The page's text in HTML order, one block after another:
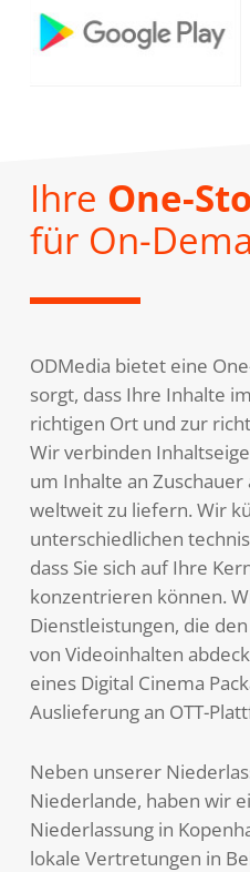
Ihre One-
für On-
ODMedia bietet eine
sorgt, dass Ihre Inhalte
richtigen Ort und zur
Wir verbinden
um Inhalte an
weltweit zu liefern. Wir
unterschiedlichen
dass Sie sich auf Ihre
konzentrieren können.
Dienstleistungen, die
von Videoinhalten
eines Digital Cinema
Auslieferung an OTT-
Neben unserer
Niederlande, haben wir
Niederlassung in
lokale Vertretungen in